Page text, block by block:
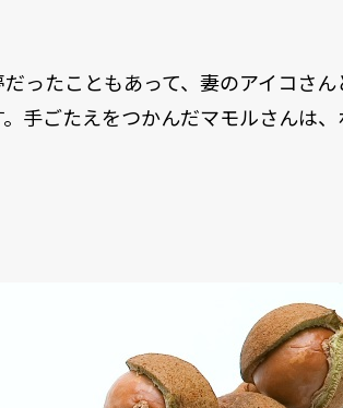
ったこともあって、妻のアイコさん
手ごたえをつかんだマモルさんは